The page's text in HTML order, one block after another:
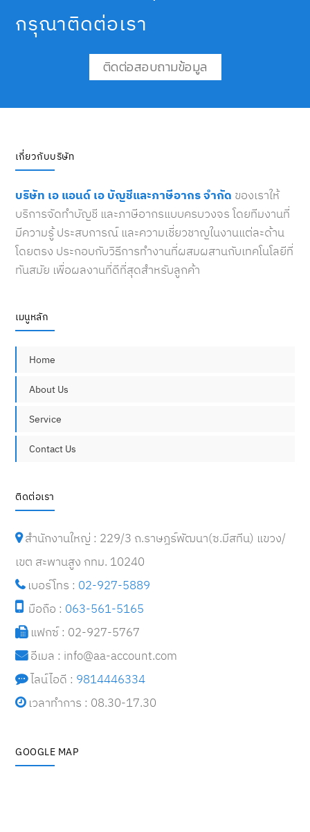
กรุณาติดต่อเรา
ติดต่อสอบถามข้อมูล
เกี่ยวกับบริษัท
บริษัท เอ แอนด์ เอ บัญชีและภาษีอากร จำกัด ของเราให้
บริการจัดทำบัญชี และภาษีอากรแบบครบวงจร โดยทีมงานที่
มีความรู้ ประสบการณ์ และความเชี่ยวชาญในงานแต่ละด้าน
โดยตรง ประกอบกับวิธีการทำงานที่ผสมผสานกับเทคโนโลยีที่
ทันสมัย เพื่อผลงานที่ดีที่สุดสำหรับลูกค้า
เมนูหลัก
Home
About Us
Service
Contact Us
ติดต่อเรา
สำนักงานใหญ่ : 229/3 ถ.ราษฎร์พัฒนา(ซ.มีสทีน) แขวง/
เขต สะพานสูง กทม. 10240
เบอร์โทร : 02-927-5889
มือถือ : 063-561-5165
แฟกซ์ : 02-927-5767
อีเมล : info@aa-account.com
ไลน์ไอดี : 9814446334
เวลาทำการ : 08.30-17.30
GOOGLE MAP